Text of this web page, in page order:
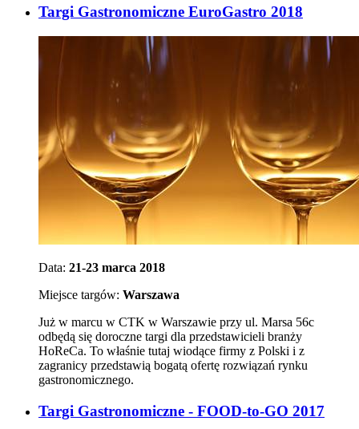
Targi Gastronomiczne EuroGastro 2018
Data: 21-23 marca 2018
Miejsce targów: Warszawa
Już w marcu w CTK w Warszawie przy ul. Marsa 56c
odbędą się doroczne targi dla przedstawicieli branży
HoReCa. To właśnie tutaj wiodące firmy z Polski i z
zagranicy przedstawią bogatą ofertę rozwiązań rynku
gastronomicznego.
Targi Gastronomiczne - FOOD-to-GO 2017